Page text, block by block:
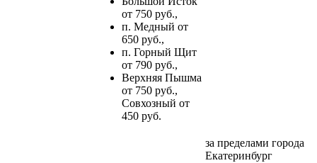
от 750 руб.,
п. Медный от
650 руб.,
п. Горный Щит
от 790 руб.,
Верхняя Пышма
от 750 руб.,
Совхозный от
450 руб.
за пределами города
Екатеринбург